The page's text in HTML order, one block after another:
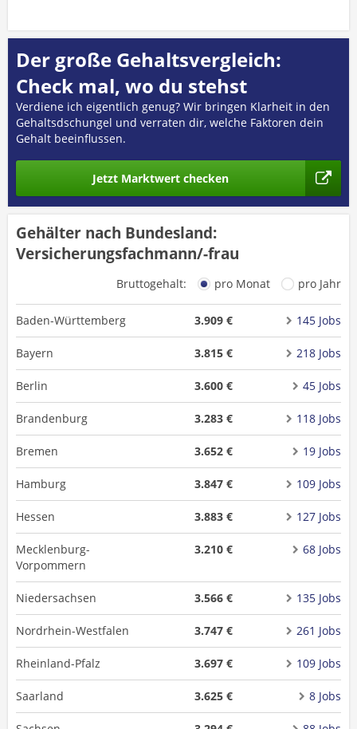
Der große Gehaltsvergleich:
Check mal, wo du stehst
Verdiene ich eigentlich genug? Wir bringen Klarheit in den
Gehaltsdschungel und verraten dir, welche Faktoren dein
Gehalt beeinflussen.
Jetzt Marktwert checken
Gehälter nach Bundesland:
Versicherungsfachmann/-frau
Bruttogehalt: pro Monat pro Jahr
Baden-Württemberg 3.909 € 145 Jobs
Bayern 3.815 € 218 Jobs
Berlin 3.600 € 45 Jobs
Brandenburg 3.283 € 118 Jobs
Bremen 3.652 € 19 Jobs
Hamburg 3.847 € 109 Jobs
Hessen 3.883 € 127 Jobs
Mecklenburg-
Vorpommern
3.210 € 68 Jobs
Niedersachsen 3.566 € 135 Jobs
Nordrhein-Westfalen 3.747 € 261 Jobs
Rheinland-Pfalz 3.697 € 109 Jobs
Saarland 3.625 € 8 Jobs